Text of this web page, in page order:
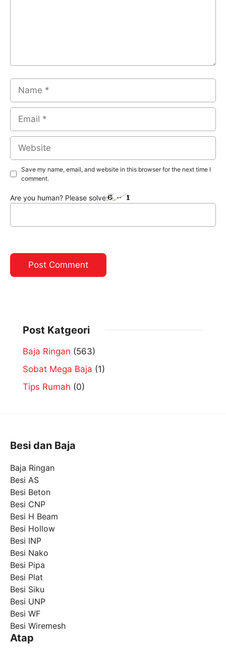
Name
Email
Website
Save my name, email, and website in this browser for the next time I
comment.
Are you human? Please solve:
Post Katgeori
Baja Ringan (563)
Sobat Mega Baja (1)
Tips Rumah (0)
Besi dan Baja
Baja Ringan
Besi AS
Besi Beton
Besi CNP
Besi H Beam
Besi Hollow
Besi INP
Besi Nako
Besi Pipa
Besi Plat
Besi Siku
Besi UNP
Besi WF
Besi Wiremesh
Atap